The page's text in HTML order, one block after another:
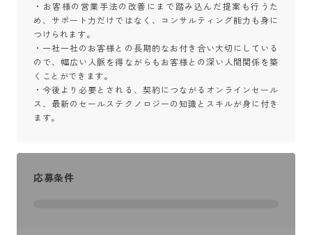
・お客様の営業手法の改善にまで踏み込んだ提案も行うた
め、サポート力だけではなく、コンサルティング能力も身に
つけられます。
・一社一社のお客様との長期的なお付き合い大切にしている
ので、幅広い人脈を得ながらもお客様との深い人間関係を築
くことができます。
・今後より必要とされる、契約につながるオンラインセール
ス、最新のセールステクノロジーの知識とスキルが身に付き
ます。
応募条件